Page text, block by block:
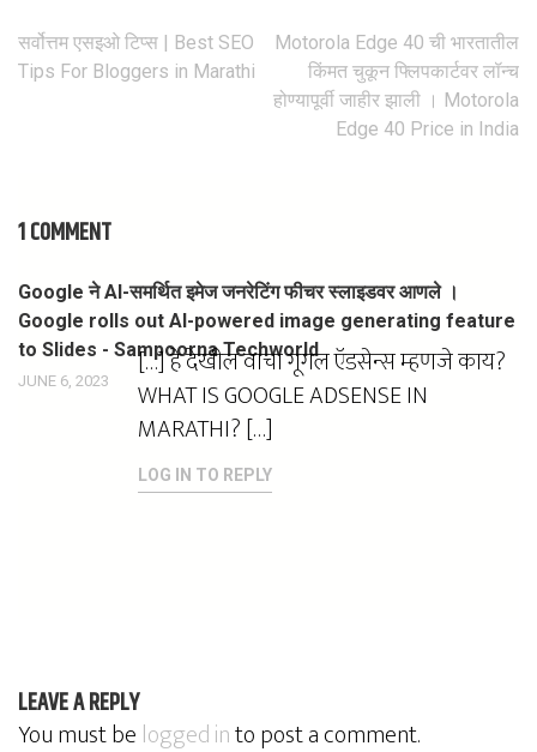
Post
सर्वोत्तम एसइओ टिप्स | Best SEO
Tips For Bloggers in Marathi
Motorola Edge 40 ची भारतातील
किंमत चुकून फ्लिपकार्टवर लॉन्च
होण्यापूर्वी जाहीर झाली । Motorola
Edge 40 Price in India
1 COMMENT
Google ने AI-समर्थित इमेज जनरेटिंग फीचर स्लाइडवर आणले ।
Google rolls out AI-powered image generating feature
to Slides - Sampoorna Techworld
JUNE 6, 2023
[…] हे देखील वाचा गूगल ऍडसेन्स म्हणजे काय?
WHAT IS GOOGLE ADSENSE IN
MARATHI? […]
LOG IN TO REPLY
LEAVE A REPLY
You must be logged into post a comment.